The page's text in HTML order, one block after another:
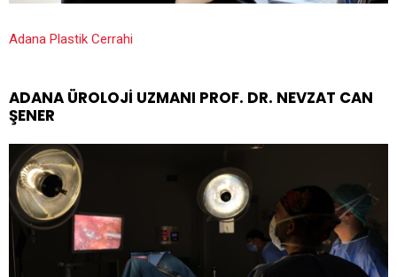
Adana Plastik Cerrahi
ADANA ÜROLOJI UZMANI PROF. DR. NEVZAT CAN
ŞENER